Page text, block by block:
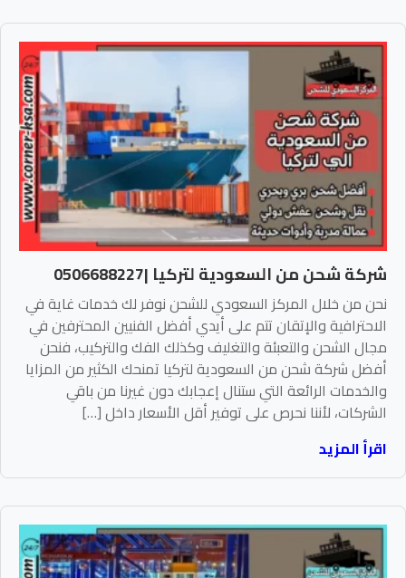
شركة شحن من السعودية لتركيا |0506688227
نحن من خلال المركز السعودي للشحن نوفر لك خدمات غاية في
الاحترافية والإتقان تتم على أيدي أفضل الفنيين المحترفين في
مجال الشحن والتعبئة والتغليف وكذلك الفك والتركيب، فنحن
أفضل شركة شحن من السعودية لتركيا تمنحك الكثير من المزايا
والخدمات الرائعة التي ستنال إعجابك دون غيرنا من باقي
الشركات، لأننا نحرص على توفير أقل الأسعار داخل […]
اقرأ المزيد